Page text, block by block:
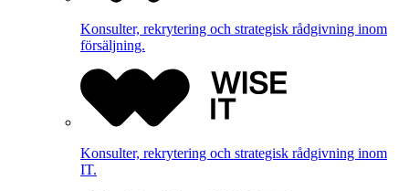
Konsulter, rekrytering och strategisk rådgivning inom
försäljning.
Konsulter, rekrytering och strategisk rådgivning inom
IT.